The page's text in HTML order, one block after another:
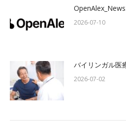
2026-07-10
バイリンガル医
2026-07-02